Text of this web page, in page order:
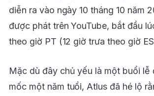
diễn ra vào ngày 10 tháng 10 năm
được phát trên YouTube, bắt đầu
theo giờ PT (12 giờ trưa theo giờ
Mặc dù đây chủ yếu là một buổi lễ
mốc một năm tuổi, Atlus đã hé lộ